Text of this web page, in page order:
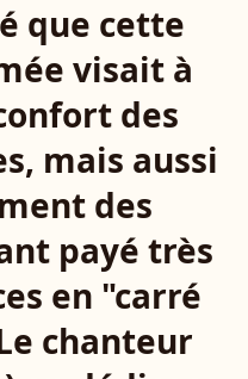
que cette
visait à
des
mais aussi
des
payé très
en "carré
chanteur